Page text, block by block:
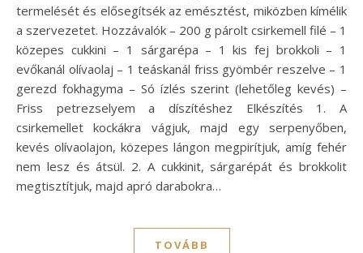
termelését és elősegítsék az emésztést, miközben kímélik
a szervezetet. Hozzávalók – 200 g párolt csirkemell filé – 1
közepes cukkini – 1 sárgarépa – 1 kis fej brokkoli – 1
evőkanál olívaolaj – 1 teáskanál friss gyömbér reszelve – 1
gerezd fokhagyma – Só ízlés szerint (lehetőleg kevés) –
Friss petrezselyem a díszítéshez Elkészítés 1. A
csirkemellet kockákra vágjuk, majd egy serpenyőben,
kevés olívaolajon, közepes lángon megpirítjuk, amíg fehér
nem lesz és átsül. 2. A cukkinit, sárgarépát és brokkolit
megtisztítjuk, majd apró darabokra…
TOVÁBB